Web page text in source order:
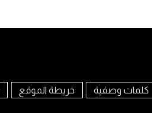
كلمات وصفية خريطة الموقع